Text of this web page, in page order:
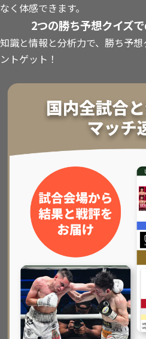
なく体感できます。
2つの勝ち予想クイズ
知識と情報と分析力で、勝ち予
ントゲット！